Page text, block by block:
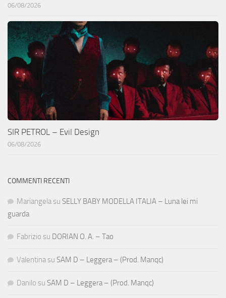
06/08/2026
SIR PETROL – Evil Design
06/08/2026
COMMENTI RECENTI
Mariangela su SELLY BABY MODELLA ITALIA – Luna lei mi
guarda
Fabrizio su DORIAN O. A. – Tao
Valentina su SAM D – Leggera – (Prod. Manqc)
Danilo su SAM D – Leggera – (Prod. Manqc)